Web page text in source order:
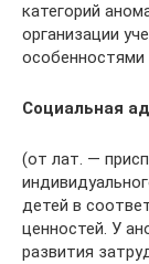
категорий
организации
особенностями
Социальная
(от лат. —
детей в
ценностей. У
развития